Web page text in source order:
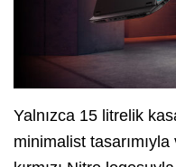
Yalnızca 15 litrelik
minimalist